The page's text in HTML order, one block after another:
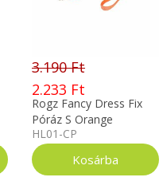
3.190 Ft
2.233 Ft
Rogz Fancy Dress Fix
Póráz S Orange
HL01-CP